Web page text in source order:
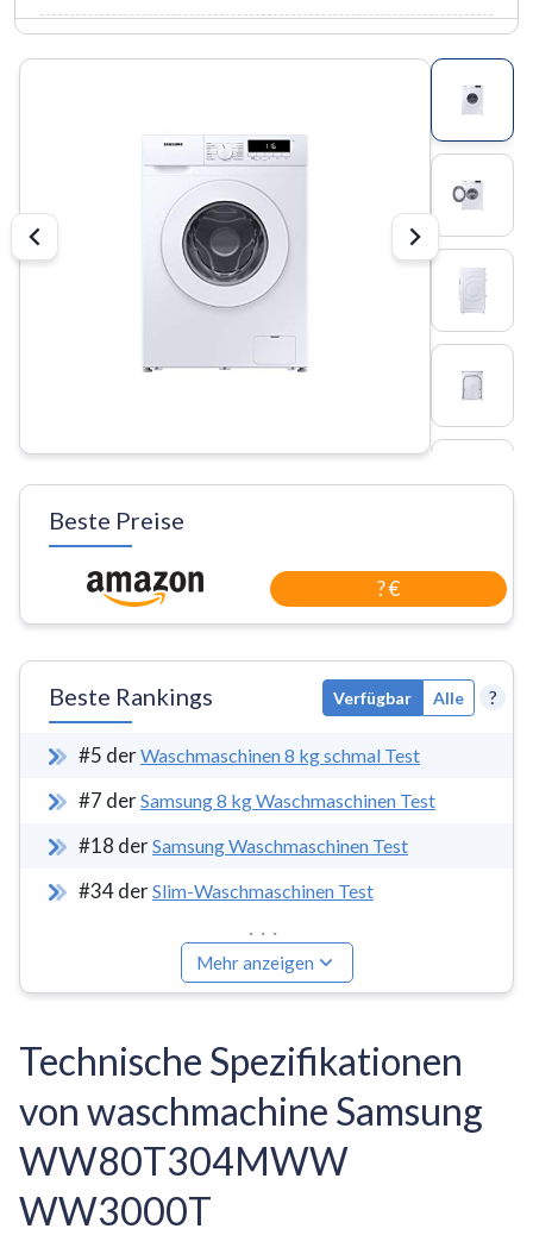
Beste Preise
? €
Beste Rankings Verfügbar Alle ?
#5 derWaschmaschinen 8 kg schmal Test
#7 derSamsung 8 kg Waschmaschinen Test
#18 derSamsung Waschmaschinen Test
#34derSlim-Waschmaschinen Test
...
Mehr anzeigen
Technische Spezifikationen
von waschmachine Samsung
WW80T304MWW
WW3000T